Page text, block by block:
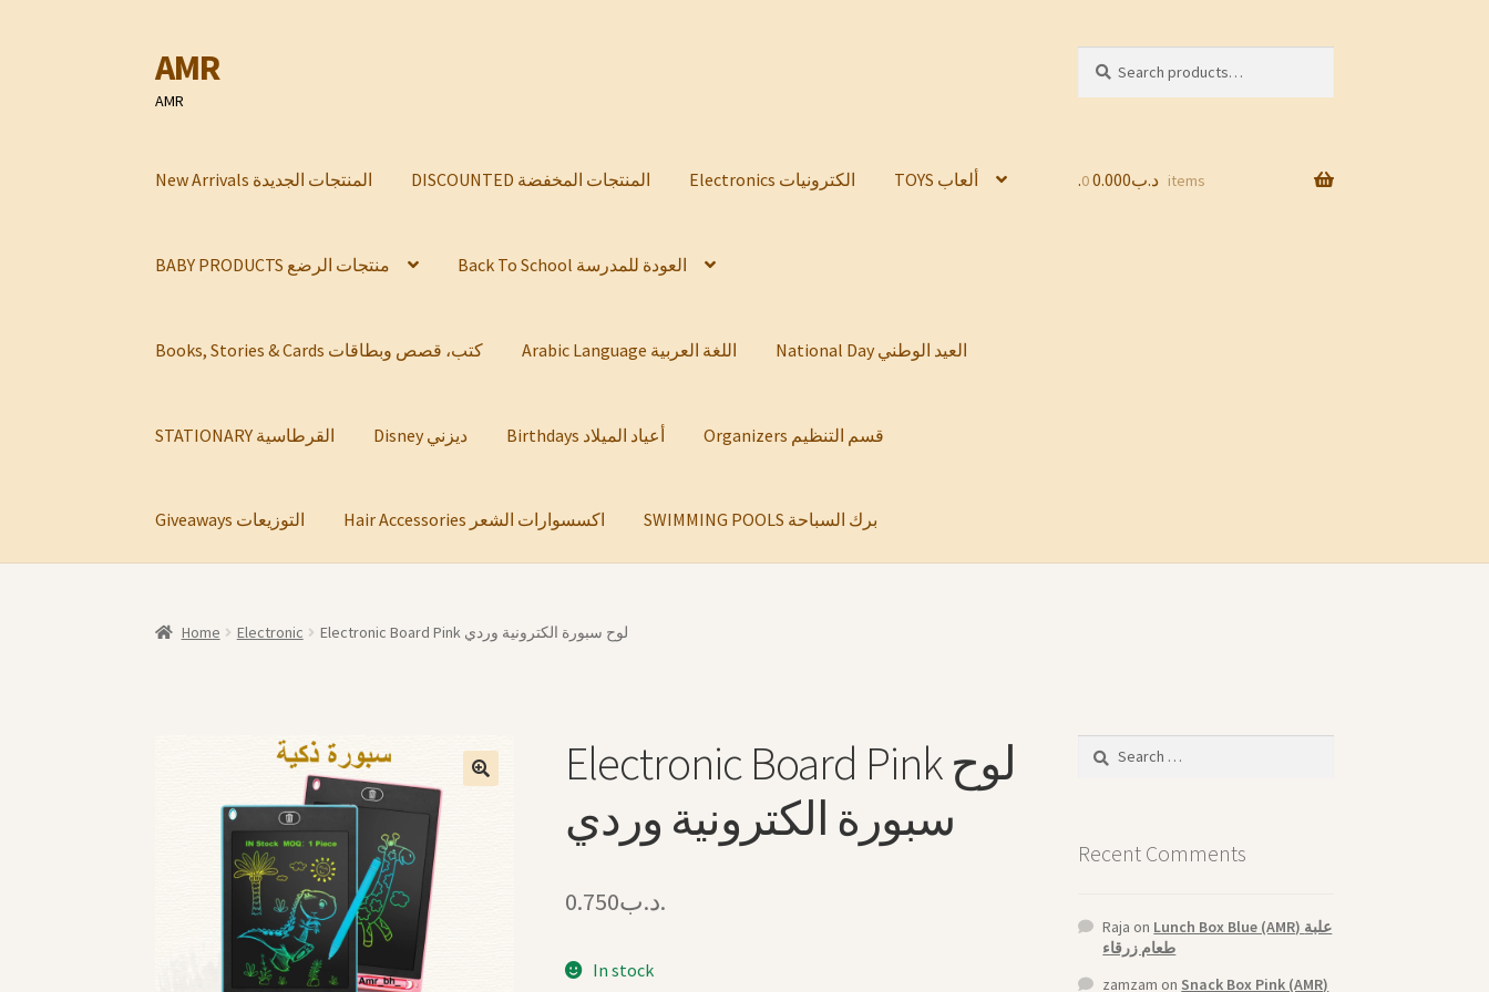
Skip
to
navigation
Skip
to
content
AMR
AMR
for:
New Arrivals المنتجات الجديدة DISCOUNTED المنتجات المخفضة Electronics الكترونيات TOYS ألعاب
BABY PRODUCTS منتجات الرضع Back To School العودة للمدرسة
Books, Stories & Cards كتب، قصص وبطاقات Arabic Language اللغة العربية National Day العيد الوطني
STATIONARY القرطاسية Disney ديزني Birthdays أعياد الميلاد Organizers قسم التنظيم
Giveaways التوزيعات Hair Accessories اكسسوارات الشعر SWIMMING POOLS برك السباحة
.د.ب0.000 0 items
Home Electronic Electronic Board Pink لوح سبورة الكترونية وردي
Electronic Board Pink لوح
سبورة الكترونية وردي
.د.ب0.750
In stock
Search
Recent Comments
Raja on Lunch Box Blue (AMR) علبة
طعام زرقاء
zamzam on Snack Box Pink (AMR)